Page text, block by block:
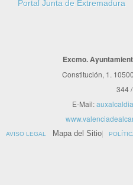
Portal Junta de Extremadura
Excmo.
Constitución, 1.
344
E-Mail:
AVISO LEGAL Mapa del Sitio